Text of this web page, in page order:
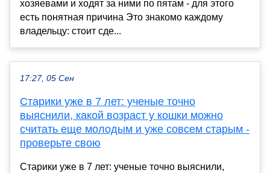
хозяевами и ходят за ними по пятам - для этого
есть понятная причина Это знакомо каждому
владельцу: стоит сде...
17:27, 05 Сен
Старики уже в 7 лет: ученые точно
выяснили, какой возраст у кошки можно
считать еще молодым и уже совсем старым -
проверьте свою
Старики уже в 7 лет: ученые точно выяснили,